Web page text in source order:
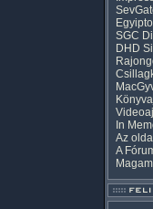
SGC
DHD
In
Az
A